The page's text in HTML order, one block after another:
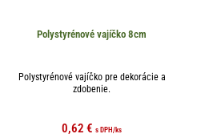
Polystyrénové vajíčko 8cm
Polystyrénové vajíčko pre dekorácie a
zdobenie.
0,62 € s DPH /ks